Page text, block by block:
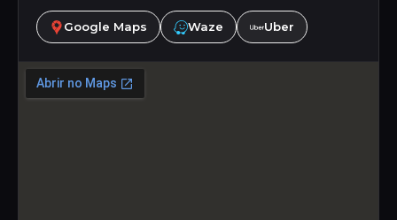
Google Maps Waze Uber